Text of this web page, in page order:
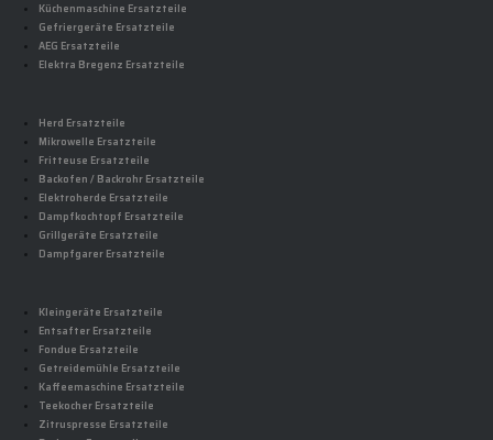
Küchenmaschine Ersatzteile
Gefriergeräte Ersatzteile
AEG Ersatzteile
Elektra Bregenz Ersatzteile
Herd Ersatzteile
Mikrowelle Ersatzteile
Fritteuse Ersatzteile
Backofen / Backrohr Ersatzteile
Elektroherde Ersatzteile
Dampfkochtopf Ersatzteile
Grillgeräte Ersatzteile
Dampfgarer Ersatzteile
Kleingeräte Ersatzteile
Entsafter Ersatzteile
Fondue Ersatzteile
Getreidemühle Ersatzteile
Kaffeemaschine Ersatzteile
Teekocher Ersatzteile
Zitruspresse Ersatzteile